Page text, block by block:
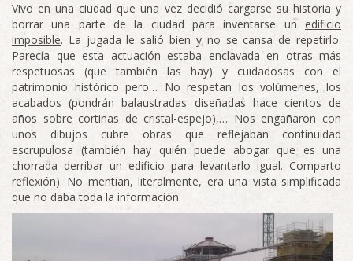
Vivo en una ciudad que una vez decidió cargarse su historia y
borrar una parte de la ciudad para inventarse un edificio
imposible. La jugada le salió bien y no se cansa de repetirlo.
Parecía que esta actuación estaba enclavada en otras más
respetuosas (que también las hay) y cuidadosas con el
patrimonio histórico pero… No respetan los volúmenes, los
acabados (pondrán balaustradas diseñadas hace cientos de
años sobre cortinas de cristal-espejo),… Nos engañaron con
unos dibujos cubre obras que reflejaban continuidad
escrupulosa (también hay quién puede abogar que es una
chorrada derribar un edificio para levantarlo igual. Comparto
reflexión). No mentían, literalmente, era una vista simplificada
que no daba toda la información.